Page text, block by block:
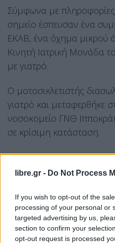
libre.gr - Do Not Process
If you wish to opt-out of the
processing of your personal or
targeted advertising by us,
section to confirm your
opt-out request is processed
Σύμφωνα με
σημείο έσπευσαν ένα
ΕΚΑΒ, ένα όχημα μικρού
Κινητή Ιατρική Μονάδα
με γιατρό.
Ο μοτοσικλετιστής
γιατρό και μεταφερθήκε
νοσοκομείο ΓΝΘ
σε κρίσιμη κατάσταση.